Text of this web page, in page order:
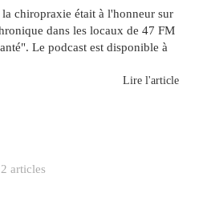
chiropraxie était à l'honneur sur
dans les locaux de 47 FM
Le podcast est disponible à
Lire l'article
2 articles